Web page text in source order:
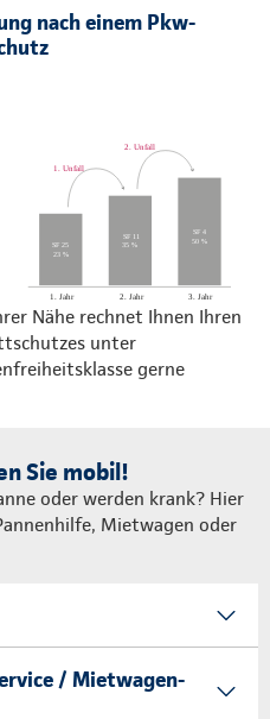
nach einem Pkw-
Nähe rechnet Ihnen Ihren
unter
gerne
Sie mobil!
oder werden krank? Hier
Mietwagen oder
/ Mietwagen-